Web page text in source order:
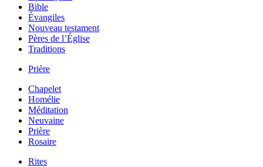
Bible
Évangiles
Nouveau testament
Pères de l’Église
Traditions
Prière
Chapelet
Homélie
Méditation
Neuvaine
Prière
Rosaire
Rites